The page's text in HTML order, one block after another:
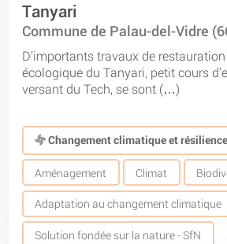
Tanyari
Commune de Palau-del-Vidre
D’importants travaux de
écologique du Tanyari, petit cours
versant du Tech, se sont (…)
Changement climatique et résilience
Aménagement Climat
Adaptation au changement climatique
Solution fondée sur la nature - SfN